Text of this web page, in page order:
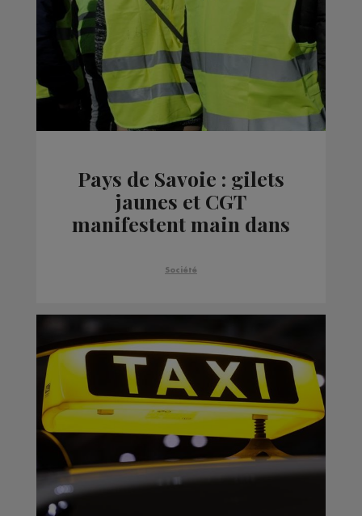
Pays de Savoie : gilets
jaunes et CGT
manifestent main dans
Société